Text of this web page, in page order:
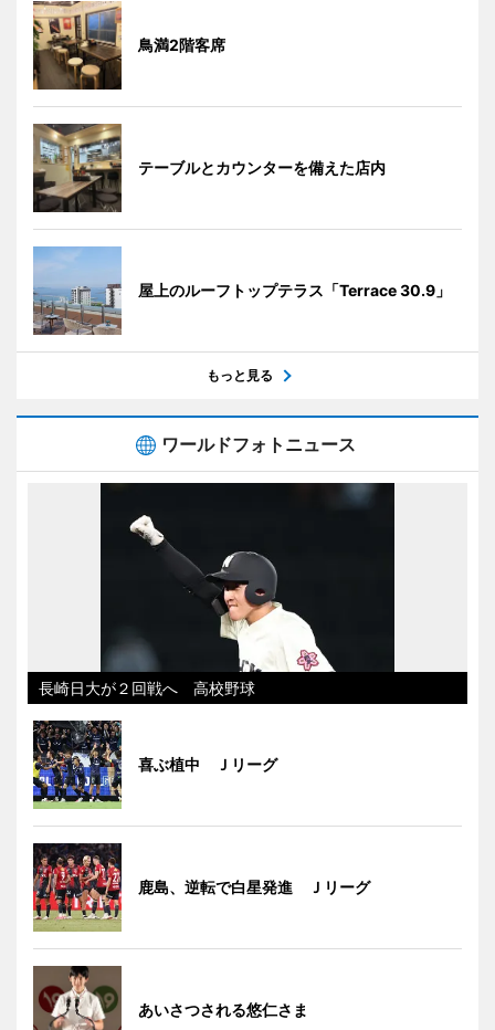
鳥満2階客席
テーブルとカウンターを備えた店内
屋上のルーフトップテラス「Terrace 30.9」
もっと見る
ワールドフォトニュース
長崎日大が２回戦へ 高校野球
喜ぶ植中 Ｊリーグ
鹿島、逆転で白星発進 Ｊリーグ
あいさつされる悠仁さま